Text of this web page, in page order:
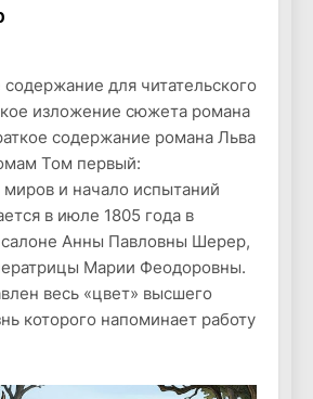
для читательского
изложение сюжета романа
содержание романа Льва
Том первый:
и начало испытаний
в июле 1805 года в
салоне Анны Павловны Шерер,
Марии Феодоровны.
весь «цвет» высшего
которого напоминает работу